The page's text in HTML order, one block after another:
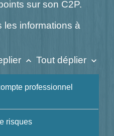
sur son C2P.
les informations à
keyboard_arrow_up Tout déplier keyboard_arrow_down
professionnel
risques